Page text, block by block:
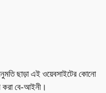
ছাড়া এই ওয়েবসাইটের কোনো
করা বে-আইনী।